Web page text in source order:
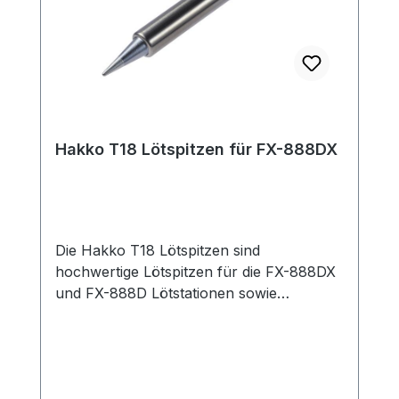
Hakko T18 Lötspitzen für FX-888DX
Die Hakko T18 Lötspitzen sind
hochwertige Lötspitzen für die FX-888DX
und FX-888D Lötstationen sowie